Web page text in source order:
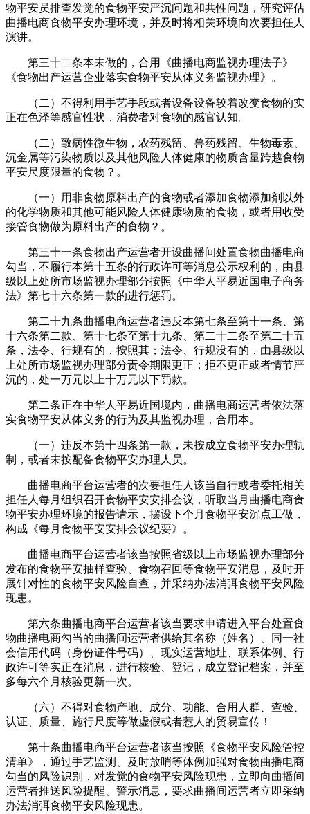
物平安员排查发觉的食物平安严沉问题和共性问题，研究评估
曲播电商食物平安办理环境，并及时将相关环境向次要担任人
演讲。
第三十二条本未做的，合用《曲播电商监视办理法子》
《食物出产运营企业落实食物平安从体义务监视办理》。
（二）不得利用手艺手段或者设备设备较着改变食物的实
正在色泽等感官性状，消费者对食物的感官认知。
（二）致病性微生物，农药残留、兽药残留、生物毒素、
沉金属等污染物质以及其他风险人体健康的物质含量跨越食物
平安尺度限量的食物？。
（一）用非食物原料出产的食物或者添加食物添加剂以外
的化学物质和其他可能风险人体健康物质的食物，或者用收受
接管食物做为原料出产的食物？。
第三十一条食物出产运营者开设曲播间处置食物曲播电商
勾当，不履行本第十五条的行政许可等消息公示权利的，由县
级以上处所市场监视办理部分按照《中华人平易近国电子商务
法》第七十六条第一款的进行惩罚。
第二十九条曲播电商运营者违反本第七条至第十一条、第
十六条第二款、第十七条至第十九条、第二十二条至第二十五
条，法令、行规有的，按照其；法令、行规没有的，由县级以
上处所市场监视办理部分责令期限更正；拒不更正或者情节严
沉的，处一万元以上十万元以下罚款。
第二条正在中华人平易近国境内，曲播电商运营者依法落
实食物平安从体义务的行为及其监视办理，合用本。
（一）违反本第十四条第一款，未按成立食物平安办理轨
制，或者未按配备食物平安办理人员。
曲播电商平台运营者的次要担任人该当自行或者委托相关
担任人每月组织召开食物平安安排会议，听取当月曲播电商食
物平安办理环境的报告请示，摆设下个月食物平安沉点工做，
构成《每月食物平安安排会议纪要》。
曲播电商平台运营者该当按照省级以上市场监视办理部分
发布的食物平安抽样查验、食物召回等食物平安消息，及时开
展针对性的食物平安风险自查，并采纳办法消弭食物平安风险
现患。
第六条曲播电商平台运营者该当要求申请进入平台处置食
物曲播电商勾当的曲播间运营者供给其名称（姓名）、同一社
会信用代码（身份证件号码）、现实运营地址、联系体例、行
政许可等实正在消息，进行核验、登记，成立登记档案，并至
多每六个月核验更新一次。
（六）不得对食物产地、成分、功能、合用人群、查验、
认证、质量、施行尺度等做虚假或者惹人的贸易宣传！
第十条曲播电商平台运营者该当按照《食物平安风险管控
清单》，通过手艺监测、及时放哨等体例加强对食物曲播电商
勾当的风险识别，对发觉的食物平安风险现患，立即向曲播间
运营者推送风险提醒、警示消息，要求曲播间运营者立即采纳
办法消弭食物平安风险现患。